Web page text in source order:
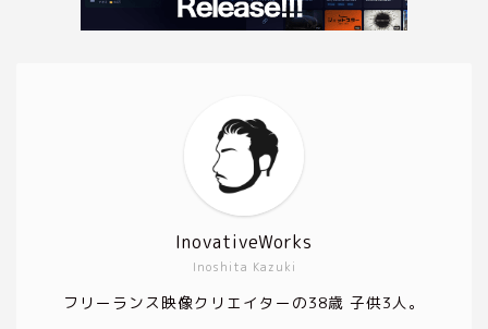
Inoshita Kazuki
InovativeWorks
フリーランス映像クリエイターの38歳 子供3人。